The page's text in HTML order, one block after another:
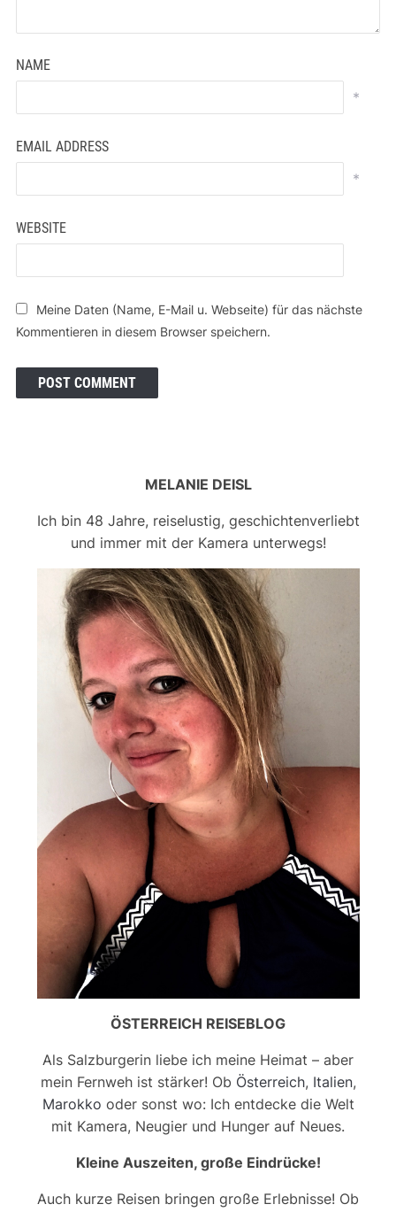
NAME
*
EMAIL ADDRESS
*
WEBSITE
Meine Daten (Name, E-Mail u. Webseite) für das nächste
Kommentieren in diesem Browser speichern.
MELANIE DEISL
Ich bin 48 Jahre, reiselustig, geschichtenverliebt
und immer mit der Kamera unterwegs!
ÖSTERREICH REISEBLOG
Als Salzburgerin liebe ich meine Heimat – aber
mein Fernweh ist stärker! Ob Österreich, Italien,
Marokko oder sonst wo: Ich entdecke die Welt
mit Kamera, Neugier und Hunger auf Neues.
Kleine Auszeiten, große Eindrücke!
Auch kurze Reisen bringen große Erlebnisse! Ob